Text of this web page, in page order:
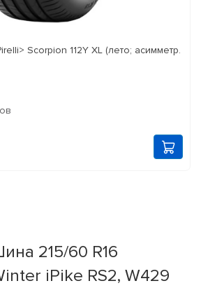
Scorpion 112Y XL (лето; асимметр.
215/60 R16
iPike RS2, W429